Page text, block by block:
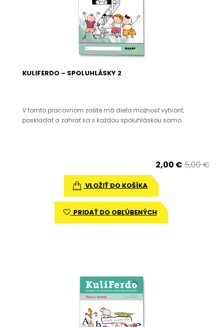
KULIFERDO – SPOLUHLÁSKY 2
V tomto pracovnom zošite má dieťa možnosť vytvoriť,
poskladať a zahrať sa s každou spoluhláskou samo..
2,00 € 5,00 €
VLOŽIŤ DO KOŠÍKA
PRIDAŤ DO OBĽÚBENÝCH